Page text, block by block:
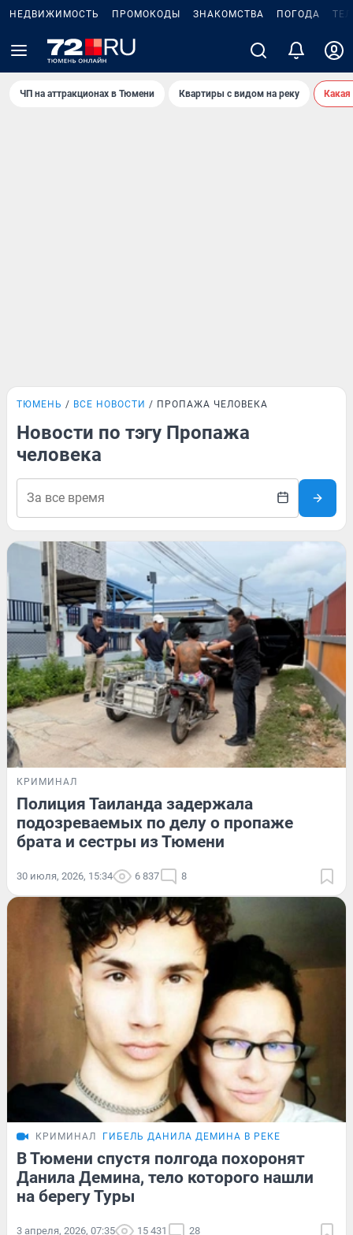
НЕДВИЖИМОСТЬ ПРОМОКОДЫ ЗНАКОМСТВА ПОГОДА
ЧП на аттракционах в Тюмени Квартиры с видом на реку
ТЮМЕНЬ ВСЕ НОВОСТИ ПРОПАЖА ЧЕЛОВЕКА
Новости по тэгу Пропажа
человека
КРИМИНАЛ
Полиция Таиланда задержала
подозреваемых по делу о пропаже
брата и сестры из Тюмени
30 июля, 2026, 15:34 6 837 8
КРИМИНАЛ ГИБЕЛЬ ДАНИЛА ДЕМИНА В РЕКЕ
В Тюмени спустя полгода похоронят
Данила Демина, тело которого нашли
на берегу Туры
3 апреля, 2026, 07:35 15 431 28